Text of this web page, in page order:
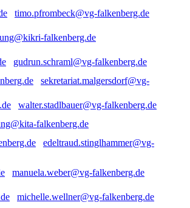
timo.pfrombeck@vg-falkenberg.de
falkenberg.de
gudrun.schraml@vg-falkenberg.de
sekretariat.malgersdorf@vg-
walter.stadlbauer@vg-falkenberg.de
falkenberg.de
edeltraud.stinglhammer@vg-
manuela.weber@vg-falkenberg.de
michelle.wellner@vg-falkenberg.de